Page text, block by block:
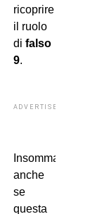
ricoprire
il ruolo
di falso
9.
ADVERTISEMENT
Insomma:
anche
se
questa